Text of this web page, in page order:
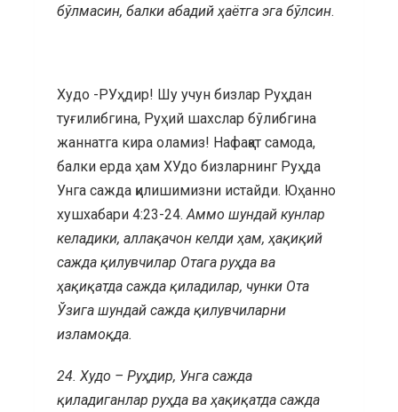
бўлмасин, балки абадий ҳаётга эга бўлсин.
Худо -РУҳдир! Шу учун бизлар Руҳдан
туғилибгина, Руҳий шахслар бўлибгина
жаннатга кира оламиз! Нафақат самода,
балки ерда ҳам ХУдо бизларнинг Руҳда
Унга сажда қилишимизни истайди. Юҳанно
хушхабари 4:23-24.Аммо шундай кунлар
келадики, аллақачон келди ҳам, ҳақиқий
сажда қилувчилар Отага руҳда ва
ҳақиқатда сажда қиладилар, чунки Ота
Ўзига шундай сажда қилувчиларни
изламоқда.
24. Худо – Руҳдир, Унга сажда
қиладиганлар руҳда ва ҳақиқатда сажда